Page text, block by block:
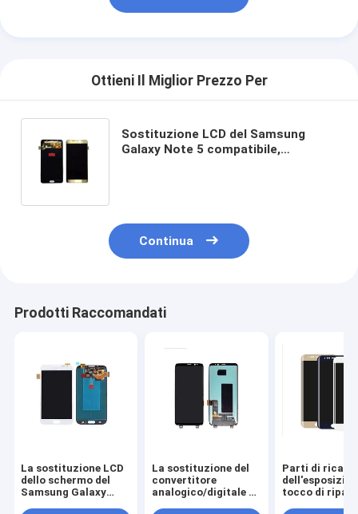
Ottieni Il Miglior Prezzo Per
Sostituzione LCD del Samsung
Galaxy Note 5 compatibile,
Continua
Prodotti Raccomandati
La sostituzione LCD
dello schermo del
Samsung Galaxy
La sostituzione del
convertitore
analogico/digitale di
Parti di
tocco di